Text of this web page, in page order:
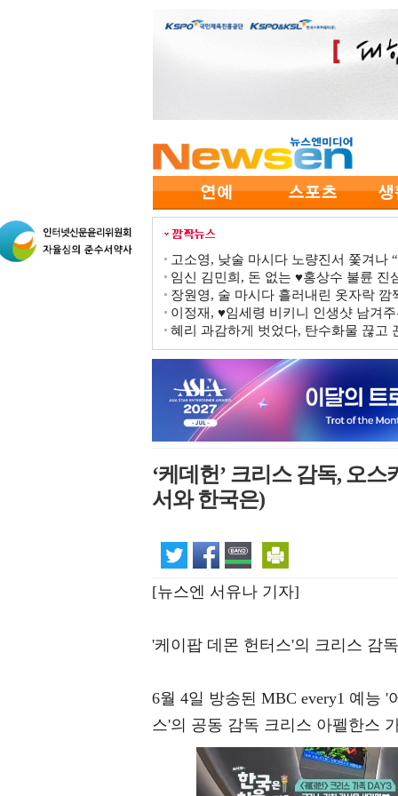
고소영, 낮술 마시다 노량진서 쫓겨나
임신 김민희, 돈 없는 ♥홍상수 불륜
장원영, 술 마시다 흘러내린 옷자락
이정재, ♥임세령 비키니 인생샷 남겨
혜리 과감하게 벗었다, 탄수화물 끊고
‘케데헌’ 크리스 감독, 오
서와 한국은)
[뉴스엔 서유나 기자]
'케이팝 데몬 헌터스'의 크리스 감
6월 4일 방송된 MBC every1 예능
스'의 공동 감독 크리스 아펠한스